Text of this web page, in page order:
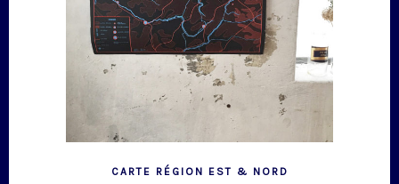
CARTE RÉGION EST & NORD